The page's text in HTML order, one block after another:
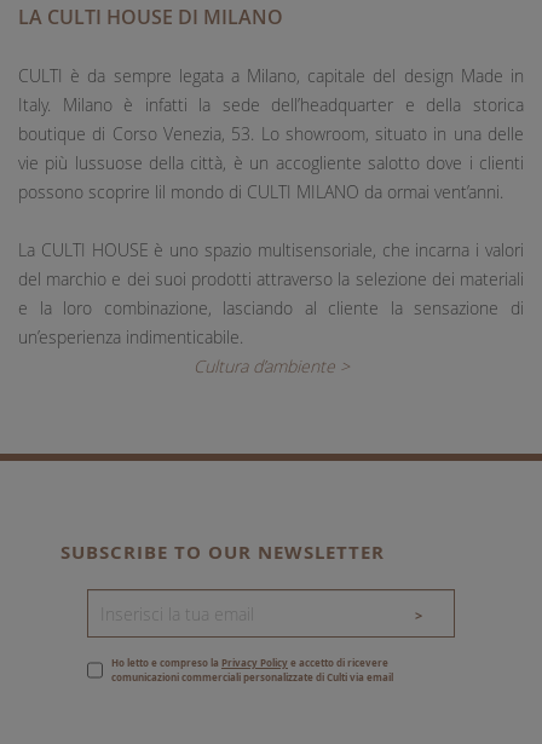
LA CULTI HOUSE DI MILANO
CULTI è da sempre legata a Milano, capitale del design Made in
Italy. Milano è infatti la sede dell’headquarter e della storica
boutique di Corso Venezia, 53. Lo showroom, situato in una delle
vie più lussuose della città, è un accogliente salotto dove i clienti
possono scoprire lil mondo di CULTI MILANO da ormai vent’anni.
La CULTI HOUSE è uno spazio multisensoriale, che incarna i valori
del marchio e dei suoi prodotti attraverso la selezione dei materiali
e la loro combinazione, lasciando al cliente la sensazione di
un’esperienza indimenticabile.
Cultura d’ambiente >
SUBSCRIBE TO OUR NEWSLETTER
>
Ho letto e compreso la Privacy Policye accetto di ricevere
comunicazioni commerciali personalizzate di Culti via email